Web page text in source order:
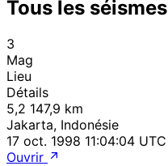
Tous les séismes
3
Mag
Lieu
Détails
5,2 147,9 km
Jakarta, Indonésie
17 oct. 1998 11:04:04 UTC
Ouvrir